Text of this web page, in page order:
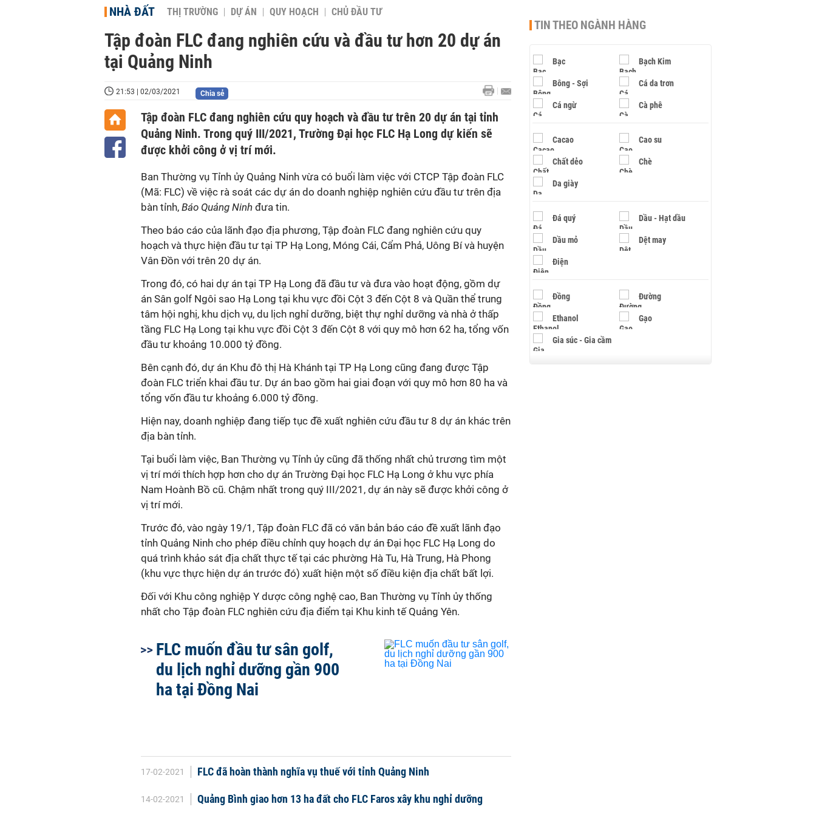
NHÀ ĐẤT THỊ TRƯỜNG DỰ ÁN QUY HOẠCH CHỦ ĐẦU TƯ
Tập đoàn FLC đang nghiên cứu và đầu tư hơn 20 dự án
tại Quảng Ninh
21:53 | 02/03/2021 Chia sẻ
Tập đoàn FLC đang nghiên cứu quy hoạch và đầu tư trên 20 dự án tại tỉnh
Quảng Ninh. Trong quý III/2021, Trường Đại học FLC Hạ Long dự kiến sẽ
được khởi công ở vị trí mới.
Ban Thường vụ Tỉnh ủy Quảng Ninh vừa có buổi làm việc với CTCP Tập đoàn FLC
(Mã: FLC) về việc rà soát các dự án do doanh nghiệp nghiên cứu đầu tư trên địa
bàn tỉnh, Báo Quảng Ninh đưa tin.
Theo báo cáo của lãnh đạo địa phương, Tập đoàn FLC đang nghiên cứu quy
hoạch và thực hiện đầu tư tại TP Hạ Long, Móng Cái, Cẩm Phả, Uông Bí và huyện
Vân Đồn với trên 20 dự án.
Trong đó, có hai dự án tại TP Hạ Long đã đầu tư và đưa vào hoạt động, gồm dự
án Sân golf Ngôi sao Hạ Long tại khu vực đồi Cột 3 đến Cột 8 và Quần thể trung
tâm hội nghị, khu dịch vụ, du lịch nghỉ dưỡng, biệt thự nghỉ dưỡng và nhà ở thấp
tầng FLC Hạ Long tại khu vực đồi Cột 3 đến Cột 8 với quy mô hơn 62 ha, tổng vốn
đầu tư khoảng 10.000 tỷ đồng.
Bên cạnh đó, dự án Khu đô thị Hà Khánh tại TP Hạ Long cũng đang được Tập
đoàn FLC triển khai đầu tư. Dự án bao gồm hai giai đoạn với quy mô hơn 80 ha và
tổng vốn đầu tư khoảng 6.000 tỷ đồng.
Hiện nay, doanh nghiệp đang tiếp tục đề xuất nghiên cứu đầu tư 8 dự án khác trên
địa bàn tỉnh.
Tại buổi làm việc, Ban Thường vụ Tỉnh ủy cũng đã thống nhất chủ trương tìm một
vị trí mới thích hợp hơn cho dự án Trường Đại học FLC Hạ Long ở khu vực phía
Nam Hoành Bồ cũ. Chậm nhất trong quý III/2021, dự án này sẽ được khởi công ở
vị trí mới.
Trước đó, vào ngày 19/1, Tập đoàn FLC đã có văn bản báo cáo đề xuất lãnh đạo
tỉnh Quảng Ninh cho phép điều chỉnh quy hoạch dự án Đại học FLC Hạ Long do
quá trình khảo sát địa chất thực tế tại các phường Hà Tu, Hà Trung, Hà Phong
(khu vực thực hiện dự án trước đó) xuất hiện một số điều kiện địa chất bất lợi.
Đối với Khu công nghiệp Y dược công nghệ cao, Ban Thường vụ Tỉnh ủy thống
nhất cho Tập đoàn FLC nghiên cứu địa điểm tại Khu kinh tế Quảng Yên.
FLC muốn đầu tư sân golf,
du lịch nghỉ dưỡng gần 900
ha tại Đồng Nai
17-02-2021 FLC đã hoàn thành nghĩa vụ thuế với tỉnh Quảng Ninh
14-02-2021 Quảng Bình giao hơn 13 ha đất cho FLC Faros xây khu nghỉ dưỡng
TIN THEO NGÀNH HÀNG
Bạc Bạch Kim
Bông - Sợi Cá da trơn
Cá ngừ Cà phê
Cacao Cao su
Chất dẻo Chè
Da giày
Đá quý Dầu - Hạt dầu
Dầu mỏ Dệt may
Điện
Đồng Đường
Ethanol Gạo
Gia súc - Gia cầm